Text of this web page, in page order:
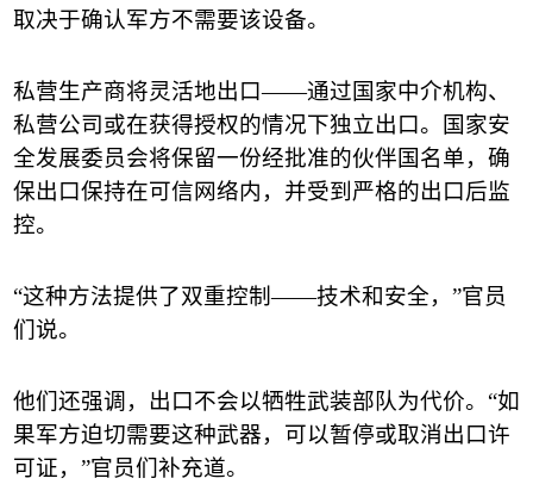
取决于确认军方不需要该设备。
私营生产商将灵活地出口——通过国家中介机构、
私营公司或在获得授权的情况下独立出口。国家安
全发展委员会将保留一份经批准的伙伴国名单，确
保出口保持在可信网络内，并受到严格的出口后监
控。
“这种方法提供了双重控制——技术和安全， ”官员
们说。
他们还强调，出口不会以牺牲武装部队为代价。 “如
果军方迫切需要这种武器，可以暂停或取消出口许
可证， ”官员们补充道。